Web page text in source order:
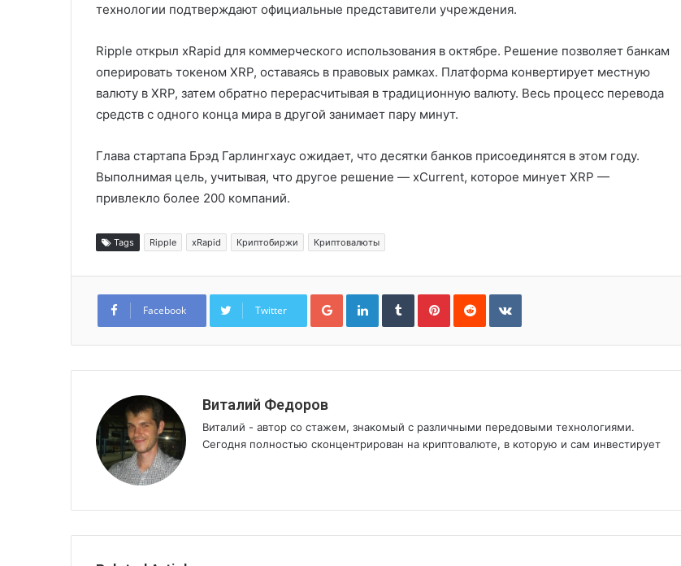
технологии подтверждают официальные представители учреждения.
Ripple открыл xRapid для коммерческого использования в октябре. Решение позволяет банкам
оперировать токеном XRP, оставаясь в правовых рамках. Платформа конвертирует местную
валюту в XRP, затем обратно перерасчитывая в традиционную валюту. Весь процесс перевода
средств с одного конца мира в другой занимает пару минут.
Глава стартапа Брэд Гарлингхаус ожидает, что десятки банков присоединятся в этом году.
Выполнимая цель, учитывая, что другое решение — xCurrent, которое минует XRP —
привлекло более 200 компаний.
Tags Ripple xRapid Криптобиржи Криптовалюты
Facebook Twitter
Google+LinkedInTumblrPinterestReddit VKontakte
Виталий Федоров
Виталий - автор со стажем, знакомый с различными передовыми технологиями.
Сегодня полностью сконцентрирован на криптовалюте, в которую и сам инвестирует